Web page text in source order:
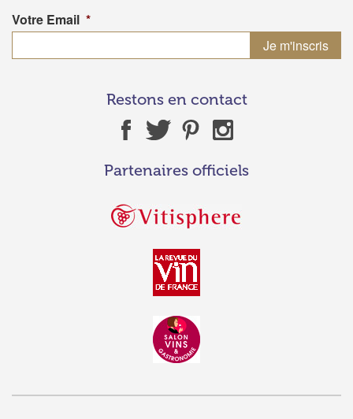
Votre Email *
Restons en contact
Partenaires officiels